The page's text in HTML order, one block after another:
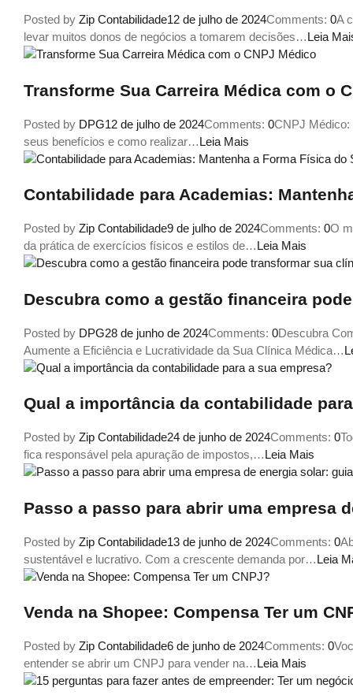
Posted by Zip Contabilidade12 de julho de 2024Comments: 0A
levar muitos donos de negócios a tomarem decisões…Leia
Transforme Sua Carreira Médica com o
Posted by DPG12 de julho de 2024Comments: 0CNPJ Médico:
seus benefícios e como realizar…Leia Mais
Contabilidade para Academias:
Posted by Zip Contabilidade9 de julho de 2024Comments: 0O
da prática de exercícios físicos e estilos de…Leia Mais
Descubra como a gestão financeira
Posted by DPG28 de junho de 2024Comments: 0Descubra
Aumente a Eficiência e Lucratividade da Sua Clínica Médica…
Qual a importância da contabilidade
Posted by Zip Contabilidade24 de junho de 2024Comments: 0
fica responsável pela apuração de impostos,…Leia Mais
Passo a passo para abrir uma empresa
Posted by Zip Contabilidade13 de junho de 2024Comments: 0
sustentável e lucrativo. Com a crescente demanda por…Leia
Venda na Shopee: Compensa Ter um
Posted by Zip Contabilidade6 de junho de 2024Comments: 0
entender se abrir um CNPJ para vender na…Leia Mais